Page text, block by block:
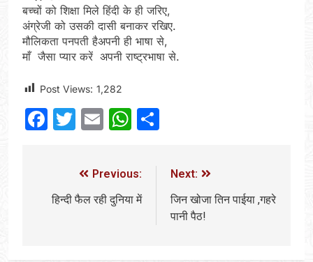
बच्चों को शिक्षा मिले हिंदी के ही जरिए,
अंग्रेजी को उसकी दासी बनाकर रखिए.
मौलिकता पनपती हैअपनी ही भाषा से,
माँ जैसा प्यार करें अपनी राष्ट्रभाषा से.
Post Views: 1,282
Facebook
Twitter
EmailWhatsApp
Previous:
हिन्दी फैल रही दुनिया में
Next:
जिन खोजा तिन पाईया ,गहरे
पानी पैठ!